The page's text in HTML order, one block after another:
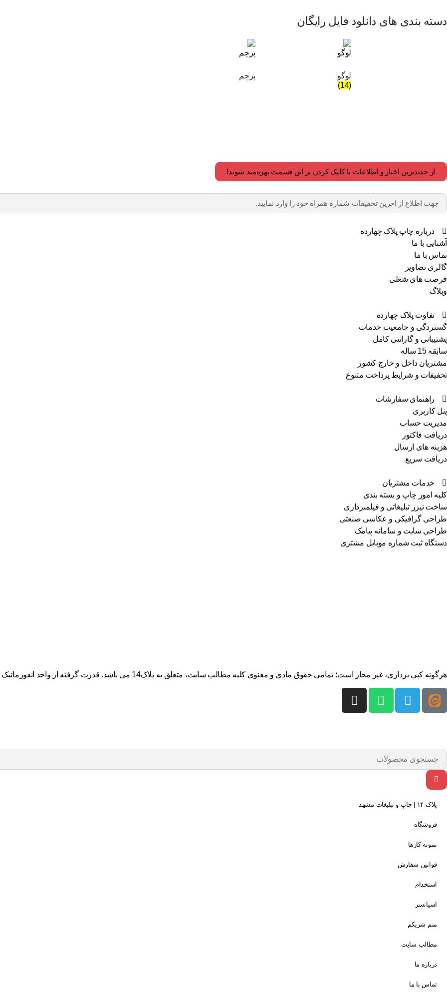
دسته بندی های دانلود فایل رایگان
لوگو
(14)
پرچم
از جدیدترین اخبار و اطلاعات با کلیک کردن بر این قسمت بهره‌مند شوید!
درباره چاپ پلاک چهارده
آشنایی با ما
تماس با ما
گالری تصاویر
فرصت های شغلی
وبلاگ
تفاوت پلاک چهارده
گستردگی و جامعیت خدمات
پشتیبانی و گارانتی کامل
سابقه 15 ساله
مشتریان داخل و خارج کشور
تخفیفات و شرایط پرداخت متنوع
راهنمای سفارشات
پنل کاربری
مدیریت حساب
دریافت فاکتور
هزینه های ارسال
دریافت سریع
خدمات مشتریان
کلیه امور چاپ و بسته بندی
ساخت تیزر تبلیغاتی و فیلمبرداری
طراحی گرافیکی و عکاسی صنعتی
طراحی سایت و سامانه پیامک
دستگاه ثبت شماره موبایل مشتری
هرگونه کپی برداری، غیر مجاز است؛ تمامی حقوق مادی و معنوی کلیه مطالب سایت، متعلق به پلاک14 می باشد. قدرت گرفته از واحد انفورماتیک “پلاک چهارده”
پلاک ۱۴ | چاپ و تبلیغات مشهد
فروشگاه
نمونه کارها
قوانین سفارش
استخدام
اسپانسر
منم شریکم
مطالب سایت
درباره ما
تماس با ما